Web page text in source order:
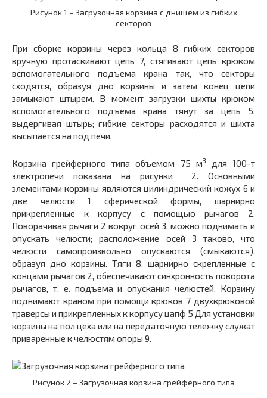
Рисунок 1 – Загрузочная корзина с днищем из гибких
секторов
При сборке корзины через кольца 8гибких секторов
вручную протаскивают цепь 7, стягивают цепь крюком
вспомогательного подъема крана так, что секторы
сходятся, образуя дно корзины и затем конец цепи
замыкают штырем. В момент загрузки шихты крюком
вспомогательного подъема крана тянут за цепь 5,
выдергивая штырь; гибкие секторы расходятся и шихта
высыпается на под печи.
Корзина грейферного типа объемом 75 м3
для 100-т
электропечи показана на рисунки 2. Основными
элементами корзины являются цилиндрический кожух 6и
две челюсти1 сферической формы, шарнирно
прикрепленные к корпусу с помощью рычагов 2.
Поворачивая рычаги 2вокруг осей 3, можно поднимать и
опускать челюсти; расположение осей 3 таково, что
челюсти самопроизвольно опускаются (смыкаются),
образуя дно корзины. Тяги 8 , шарнирно скрепленные с
концами рычагов 2, обеспечивают синхронность поворота
рычагов, т. е. подъема и опускания челюстей. Корзину
поднимают краном при помощи крюков 7 двухкрюковой
траверсы и прикрепленных к корпусу цапф 5 Для установки
корзины на пол цеха или на передаточную тележку служат
приваренные к челюстям опоры 9.
Рисунок 2 – Загрузочная корзина грейферного типа